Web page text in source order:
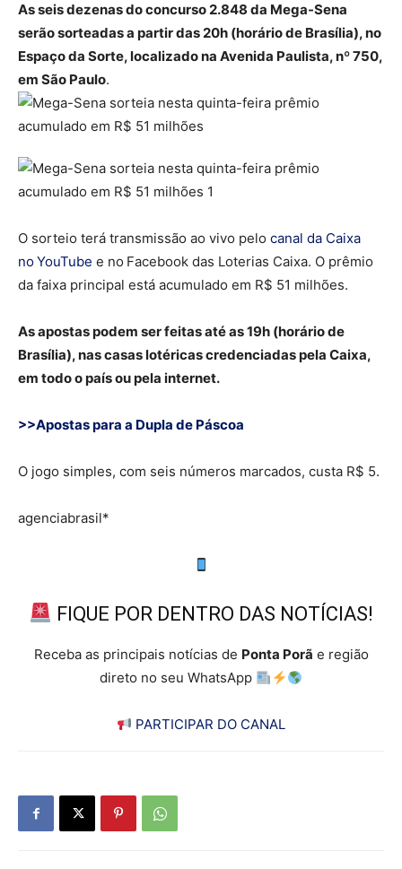
As seis dezenas do concurso 2.848 da Mega-Sena
serão sorteadas a partir das 20h (horário de Brasília), no
Espaço da Sorte, localizado na Avenida Paulista, nº 750,
em São Paulo.
O sorteio terá transmissão ao vivo pelo canal da Caixa
no YouTube e no Facebook das Loterias Caixa. O prêmio
da faixa principal está acumulado em R$ 51 milhões.
As apostas podem ser feitas até as 19h (horário de
Brasília), nas casas lotéricas credenciadas pela Caixa,
em todo o país ou pela internet.
>>Apostas para a Dupla de Páscoa
O jogo simples, com seis números marcados, custa R$ 5.
agenciabrasil*
FIQUE POR DENTRO DAS NOTÍCIAS!
Receba as principais notícias de Ponta Porã e região
direto no seu WhatsApp
PARTICIPAR DO CANAL